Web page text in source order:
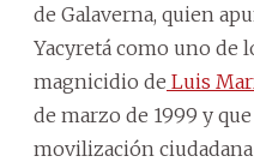
de Galaverna, quien
Yacyretá como uno de
magnicidio de Luis
de marzo de 1999 y
movilización